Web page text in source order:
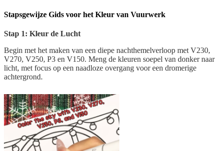
Stapsgewijze Gids voor het Kleur van Vuurwerk
Stap 1: Kleur de Lucht
Begin met het maken van een diepe nachthemelverloop met V230,
V270, V250, P3 en V150. Meng de kleuren soepel van donker naar
licht, met focus op een naadloze overgang voor een dromerige
achtergrond.